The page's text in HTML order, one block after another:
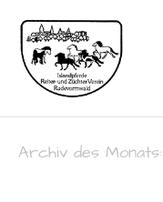
Archiv des Monats: